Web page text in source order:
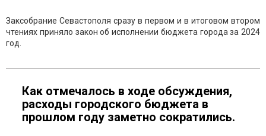
Заксобрание Севастополя сразу в первом и в итоговом втором
чтениях приняло закон об исполнении бюджета города за 2024
год.
Как отмечалось в ходе обсуждения,
расходы городского бюджета в
прошлом году заметно сократились.